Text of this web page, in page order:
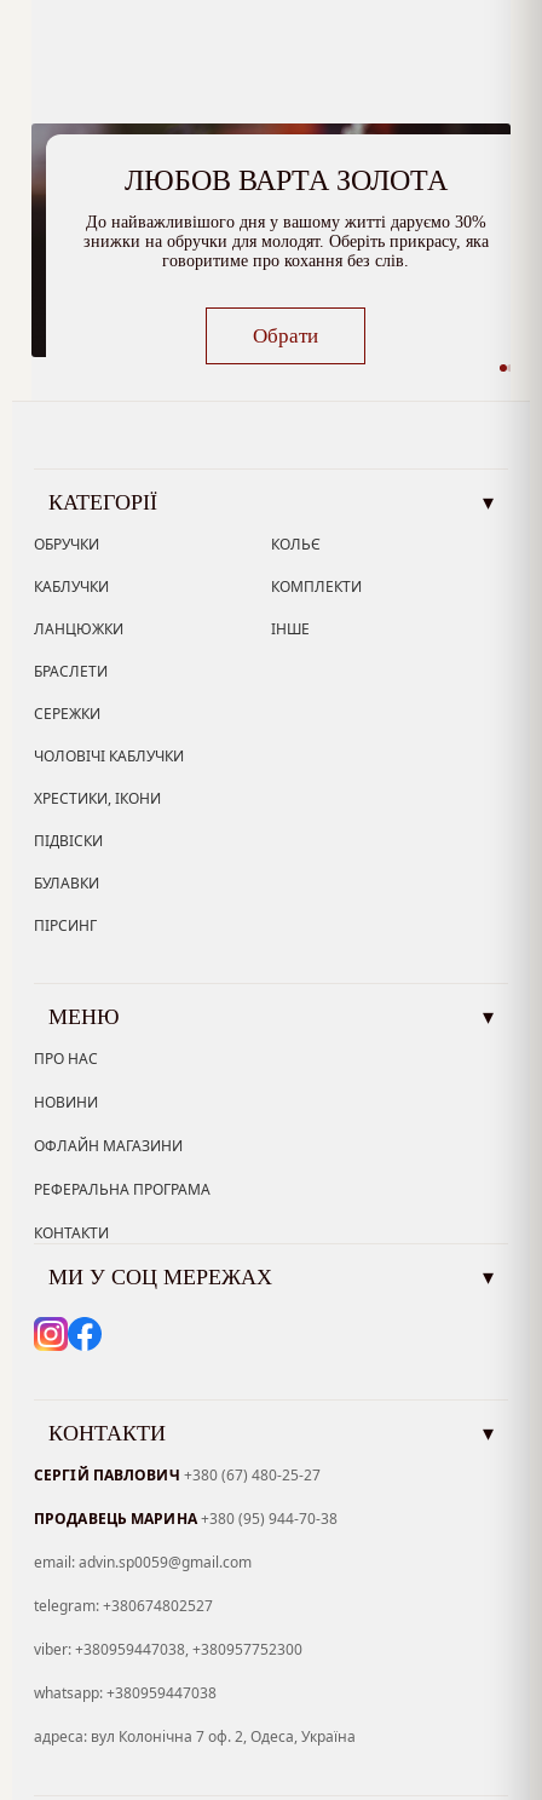
ЛЮБОВ ВАРТА ЗОЛОТА
До найважливішого дня у вашому житті даруємо 30%
знижки на обручки для молодят. Оберіть прикрасу, яка
говоритиме про кохання без слів.
Обрати
КАТЕГОРІЇ ▾
ОБРУЧКИ
КАБЛУЧКИ
ЛАНЦЮЖКИ
БРАСЛЕТИ
СЕРЕЖКИ
ЧОЛОВІЧІ КАБЛУЧКИ
ХРЕСТИКИ, ІКОНИ
ПІДВІСКИ
БУЛАВКИ
ПІРСИНГ
КОЛЬЄ
КОМПЛЕКТИ
ІНШЕ
МЕНЮ ▾
ПРО НАС
НОВИНИ
ОФЛАЙН МАГАЗИНИ
РЕФЕРАЛЬНА ПРОГРАМА
КОНТАКТИ
МИ У СОЦ МЕРЕЖАХ ▾
КОНТАКТИ ▾
СЕРГІЙ ПАВЛОВИЧ +380 (67) 480-25-27
ПРОДАВЕЦЬ МАРИНА+380 (95) 944-70-38
email: advin.sp0059@gmail.com
telegram: +380674802527
viber: +380959447038, +380957752300
whatsapp: +380959447038
адреса: вул Колонічна 7 оф. 2, Одеса, Україна